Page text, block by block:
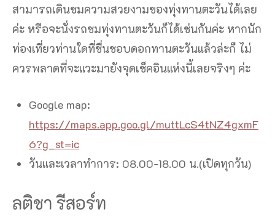
สามารถเดินชมความสวยงามของทุ่งทานตะวันได้เลย
ค่ะ หรือจะนั่งรถชมทุ่งทานตะวันก็ได้เช่นกันค่ะ หากนัก
ท่องเที่ยวท่านใดที่ชื่นชอบดอกทานตะวันแล้วล่ะก็ ไม่
ควรพลาดที่จะแวะมายังจุดเช็คอินแห่งนี้เลยจริงๆ ค่ะ
Google map:
https://maps.app.goo.gl/muttLcS4tNZ4gxmF
6?g_st=ic
วันและเวลาทำการ: 08.00-18.00 น.(เปิดทุกวัน)
ลติชา รีสอร์ท